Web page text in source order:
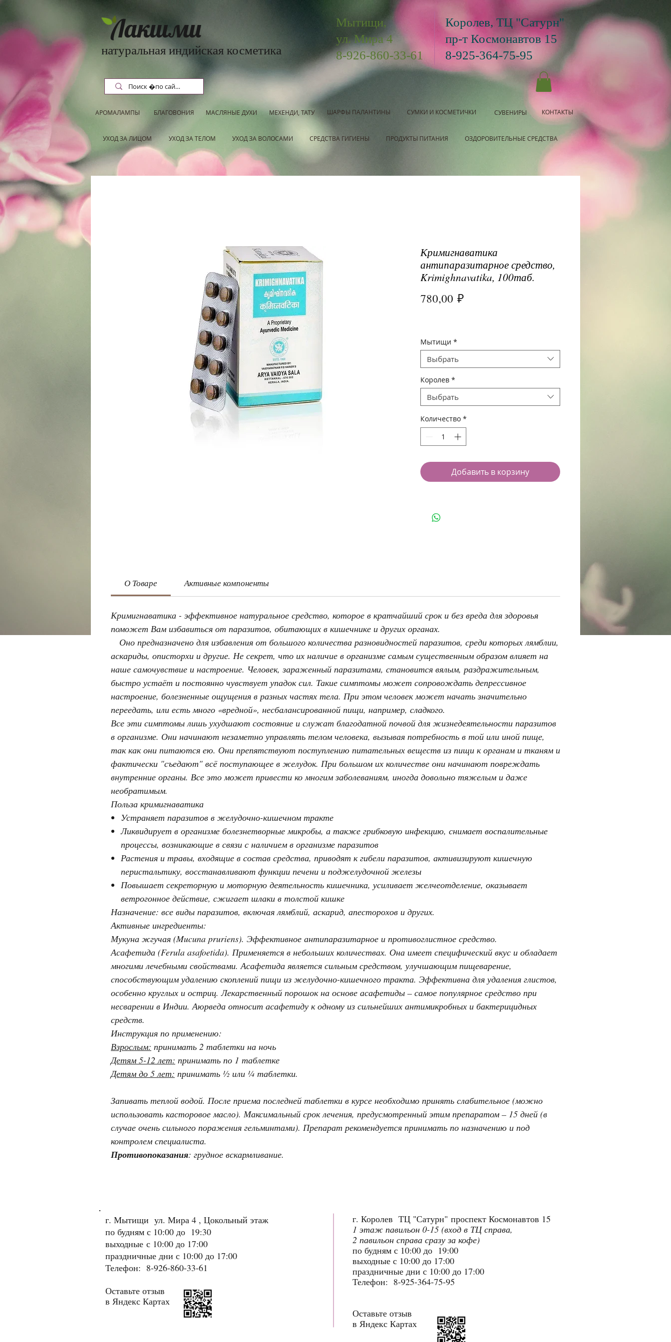
Лакшми
натуральная индийская косметика
Мытищи,
ул. Мира 4
8-926-860-33-61
Королев, ТЦ "Сатурн"
пр-т Космонавтов 15
8-925-364-75-95
АРОМАЛАМПЫ БЛАГОВОНИЯ МАСЛЯНЫЕ ДУХИ МЕХЕНДИ, ТАТУ ШАРФЫ ПАЛАНТИНЫ СУМКИ И КОСМЕТИЧКИ СУВЕНИРЫ КОНТАКТЫ
УХОД ЗА ЛИЦОМ УХОД ЗА ТЕЛОМ УХОД ЗА ВОЛОСАМИ СРЕДСТВА ГИГИЕНЫ ПРОДУКТЫ ПИТАНИЯ ОЗДОРОВИТЕЛЬНЫЕ СРЕДСТВА
Кримигнаватика
антипаразитарное средство,
Krimighnavatika, 100таб.
780,00 ₽Цена
Мытищи *
Выбрать
Королев *
Выбрать
Количество *
Добавить в корзину
О Товаре Активные компоненты
Кримигнаватика - эффективное натуральное средство, которое в кратчайший срок и без вреда для здоровья
поможет Вам избавиться от паразитов, обитающих в кишечнике и других органах.
Оно предназначено для избавления от большого количества разновидностей паразитов, среди которых лямблии,
аскариды, описторхи и другие. Не секрет, что их наличие в организме самым существенным образом влияет на
наше самочувствие и настроение. Человек, зараженный паразитами, становится вялым, раздражительным,
быстро устаёт и постоянно чувствует упадок сил. Такие симптомы может сопровождать депрессивное
настроение, болезненные ощущения в разных частях тела. При этом человек может начать значительно
переедать, или есть много «вредной», несбалансированной пищи, например, сладкого.
Все эти симптомы лишь ухудшают состояние и служат благодатной почвой для жизнедеятельности паразитов
в организме. Они начинают незаметно управлять телом человека, вызывая потребность в той или иной пище,
так как они питаются ею. Они препятствуют поступлению питательных веществ из пищи к органам и тканям и
фактически "съедают" всё поступающее в желудок. При большом их количестве они начинают повреждать
внутренние органы. Все это может привести ко многим заболеваниям, иногда довольно тяжелым и даже
необратимым.
Польза кримигнаватика
Устраняет паразитов в желудочно-кишечном тракте
Ликвидирует в организме болезнетворные микробы, а также грибковую инфекцию, снимает воспалительные
процессы, возникающие в связи с наличием в организме паразитов
Растения и травы, входящие в состав средства, приводят к гибели паразитов, активизируют кишечную
перистальтику, восстанавливают функции печени и поджелудочной железы
Повышает секреторную и моторную деятельность кишечника, усиливает желчеотделение, оказывает
ветрогонное действие, сжигает шлаки в толстой кишке
Назначение: все виды паразитов, включая лямблий, аскарид, апесторохов и других.
Активные ингредиенты:
Мукуна жгучая (Mucuna pruriens). Эффективное антипаразитарное и противоглистное средство.
Асафетида (Ferula asafoetida). Применяется в небольших количествах. Она имеет специфический вкус и обладает
многими лечебными свойствами. Асафетида является сильным средством, улучшающим пищеварение,
способствующим удалению скоплений пищи из желудочно-кишечного тракта. Эффективна для удаления глистов,
особенно круглых и остриц. Лекарственный порошок на основе асафетиды – самое популярное средство при
несварении в Индии. Аюрведа относит асафетиду к одному из сильнейших антимикробных и бактерицидных
средств.
Инструкция по применению:
Взрослым: принимать 2 таблетки на ночь
Детям 5-12 лет: принимать по 1 таблетке
Детям до 5 лет: принимать ½ или ¼ таблетки.
Запивать теплой водой. После приема последней таблетки в курсе необходимо принять слабительное (можно
использовать касторовое масло). Максимальный срок лечения, предусмотренный этим препаратом – 15 дней (в
случае очень сильного поражения гельминтами). Препарат рекомендуется принимать по назначению и под
контролем специалиста.
Противопоказания: грудное вскармливание.
г. Мытищи ул. Мира 4 , Цокольный этаж
по будням с 10:00 до 19:30
выходные с 10:00 до 17:00
праздничные дни с 10:00 до 17:00
Телефон: 8-926-860-33-61
Оставьте отзыв
в Яндекс Картах
г. Королев ТЦ "Сатурн" проспект Космонавтов 15
1 этаж павильон 0-15 (вход в ТЦ справа,
2 павильон справа сразу за кофе)
по будням с 10:00 до 19:00
выходные с 10:00 до 17:00
праздничные дни с 10:00 до 17:00
Телефон: 8-925-364-75-95
Оставьте отзыв
в Яндекс Картах